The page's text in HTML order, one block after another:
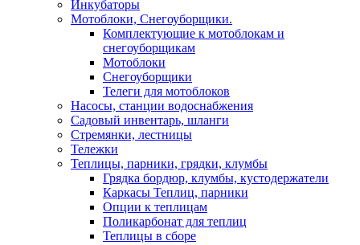
Инкубаторы
Мотоблоки, Снегоуборщики.
Комплектующие к мотоблокам и
снегоуборщикам
Мотоблоки
Снегоуборщики
Телеги для мотоблоков
Насосы, станции водоснабжения
Садовый инвентарь, шланги
Стремянки, лестницы
Тележки
Теплицы, парники, грядки, клумбы
Грядка бордюр, клумбы, кустодержатели
Каркасы Теплиц, парники
Опции к теплицам
Поликарбонат для теплиц
Теплицы в сборе